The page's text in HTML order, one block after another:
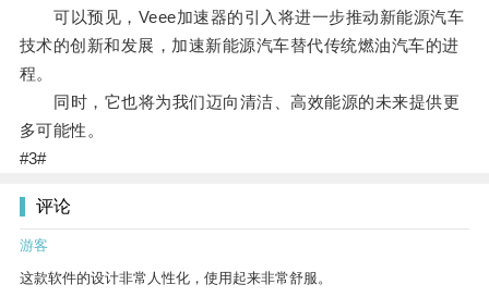
可以预见，Veee加速器的引入将进一步推动新能源汽车
技术的创新和发展，加速新能源汽车替代传统燃油汽车的进
程。
同时，它也将为我们迈向清洁、高效能源的未来提供更
多可能性。
#3#
评论
游客
这款软件的设计非常人性化，使用起来非常舒服。